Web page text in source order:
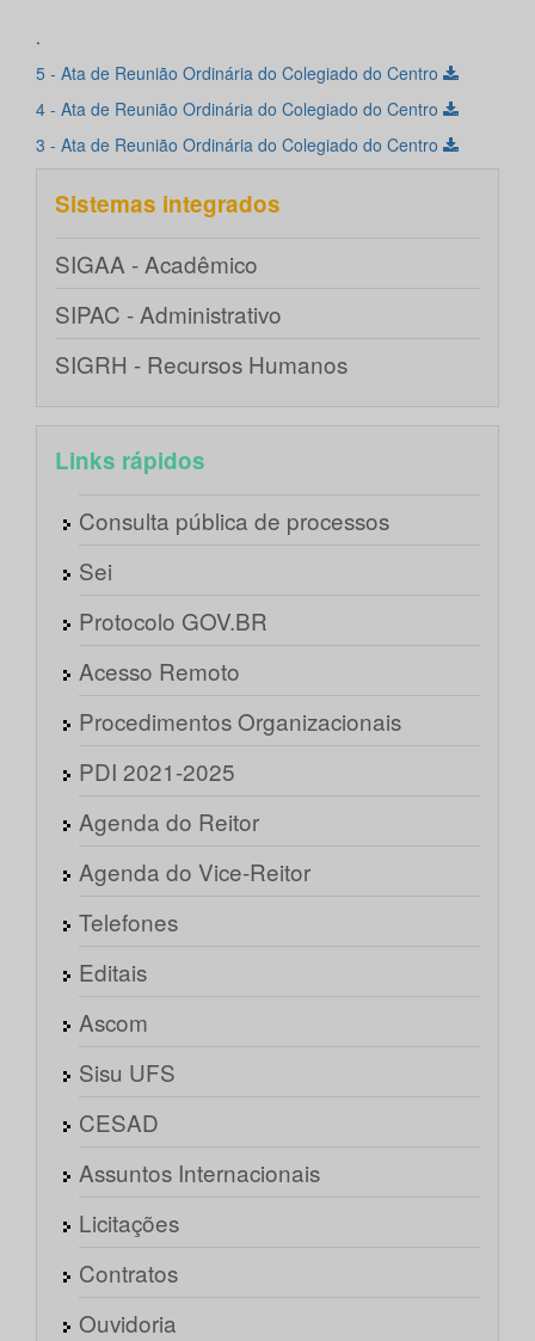
.
5 - Ata de Reunião Ordinária do Colegiado do Centro
4 - Ata de Reunião Ordinária do Colegiado do Centro
3 - Ata de Reunião Ordinária do Colegiado do Centro
Sistemas integrados
SIGAA - Acadêmico
SIPAC - Administrativo
SIGRH - Recursos Humanos
Links rápidos
Consulta pública de processos
Sei
Protocolo GOV.BR
Acesso Remoto
Procedimentos Organizacionais
PDI 2021-2025
Agenda do Reitor
Agenda do Vice-Reitor
Telefones
Editais
Ascom
Sisu UFS
CESAD
Assuntos Internacionais
Licitações
Contratos
Ouvidoria